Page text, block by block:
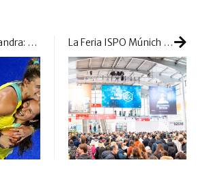
Gemma y Alejandra: honores de campeonas en una temporada de récord La Feria ISPO Múnich eleva al pádel: repercusión positiva en marcas y visitantes